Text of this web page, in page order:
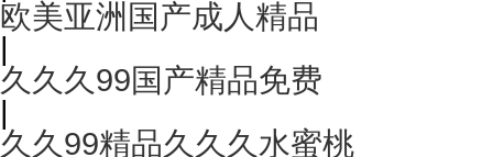
欧美亚洲国产成人精品
|
久久久99国产精品免费
|
久久99精品久久久水蜜桃